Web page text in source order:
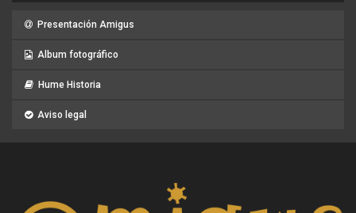
Presentación Amigus
Album fotográfico
Hume Historia
Aviso legal